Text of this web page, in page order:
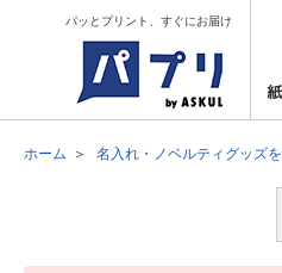
パッとプリント、すぐにお届け
ホーム 名入れ・ノベルティグッズ